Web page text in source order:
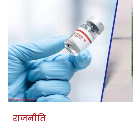
राजनीति